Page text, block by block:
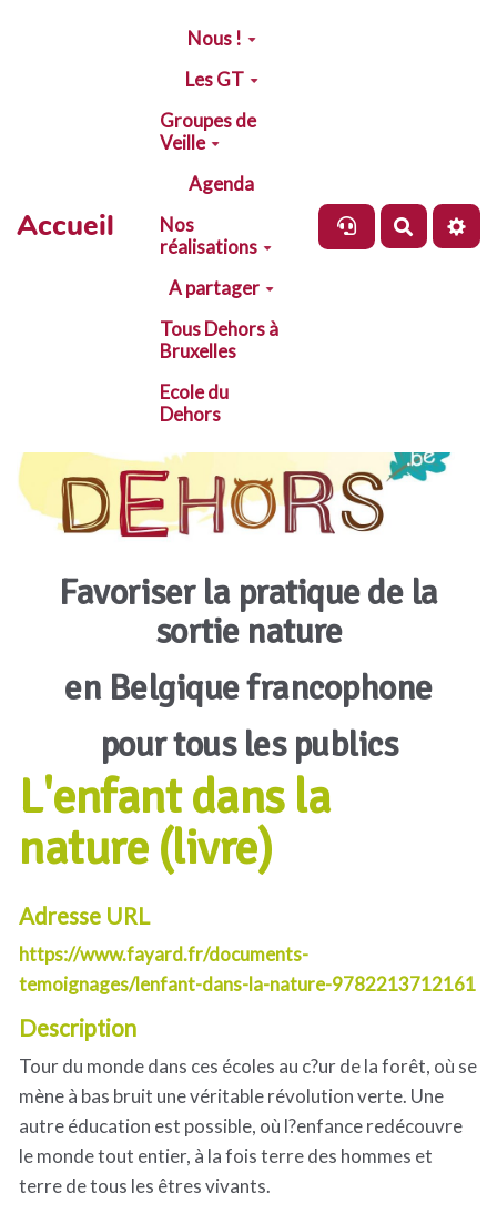
Aller au contenu principal
Accueil
Nous !
Les GT
Groupes de
Veille
Agenda
Nos
réalisations
A partager
Tous Dehors à
Bruxelles
Ecole du
Dehors
Favoriser la pratique de la
sortie nature
en Belgique francophone
pour tous les publics
L'enfant dans la
nature (livre)
Adresse URL
https://www.fayard.fr/documents-
temoignages/lenfant-dans-la-nature-9782213712161
Description
Tour du monde dans ces écoles au c?ur de la forêt, où se
mène à bas bruit une véritable révolution verte. Une
autre éducation est possible, où l?enfance redécouvre
le monde tout entier, à la fois terre des hommes et
terre de tous les êtres vivants.